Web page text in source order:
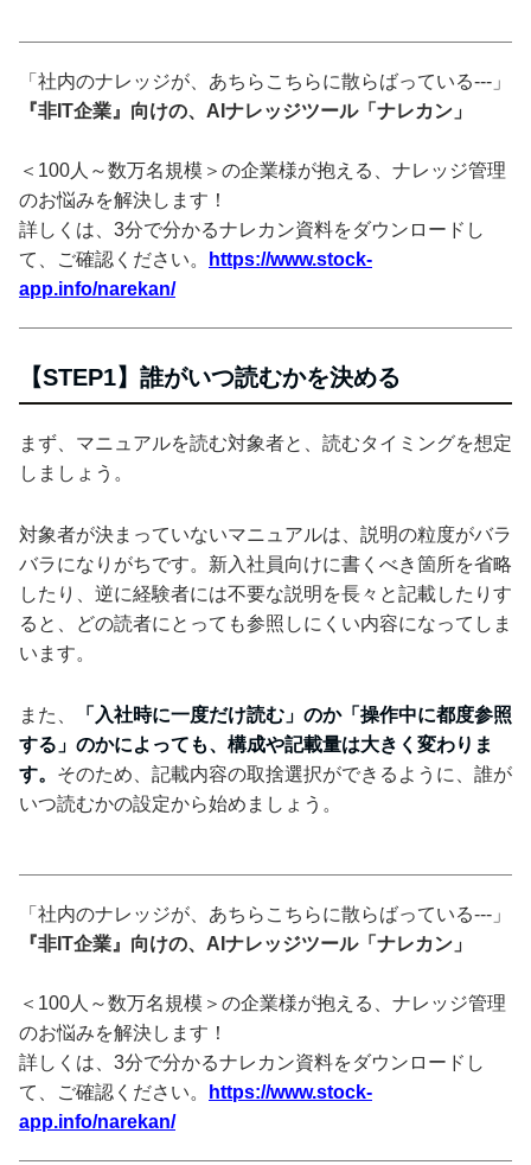
「社内のナレッジが、あちらこちらに散らばっている---」
『非IT企業』向けの、AIナレッジツール「ナレカン」
＜100人～数万名規模＞の企業様が抱える、ナレッジ管理
のお悩みを解決します！
詳しくは、3分で分かるナレカン資料をダウンロードし
て、ご確認ください。
https://www.stock-
app.info/narekan/
【STEP1】誰がいつ読むかを決める
まず、マニュアルを読む対象者と、読むタイミングを想定
しましょう。
対象者が決まっていないマニュアルは、説明の粒度がバラ
バラになりがちです。新入社員向けに書くべき箇所を省略
したり、逆に経験者には不要な説明を長々と記載したりす
ると、どの読者にとっても参照しにくい内容になってしま
います。
また、
「入社時に一度だけ読む」のか「操作中に都度参照
する」のかによっても、構成や記載量は大きく変わりま
す。 そのため、記載内容の取捨選択ができるように、誰が
いつ読むかの設定から始めましょう。
「社内のナレッジが、あちらこちらに散らばっている---」
『非IT企業』向けの、AIナレッジツール「ナレカン」
＜100人～数万名規模＞の企業様が抱える、ナレッジ管理
のお悩みを解決します！
詳しくは、3分で分かるナレカン資料をダウンロードし
て、ご確認ください。
https://www.stock-
app.info/narekan/